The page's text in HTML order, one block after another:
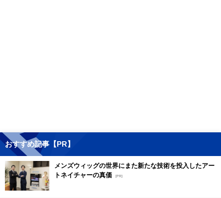
おすすめ記事【PR】
メンズウィッグの世界にまた新たな技術を投入したアー
トネイチャーの真価 [PR]